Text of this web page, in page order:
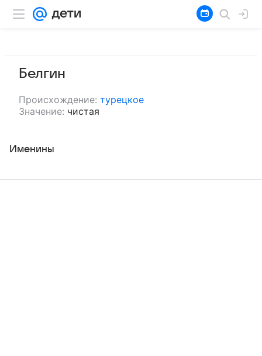
Белгин
Происхождение: турецкое
Значение: чистая
Именины